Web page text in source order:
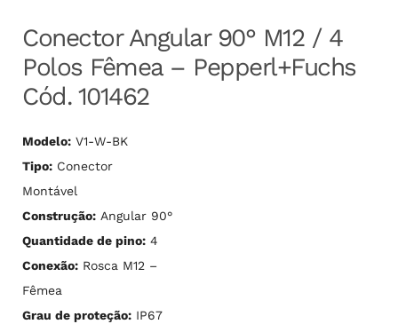
Conector Angular 90° M12 / 4
Polos Fêmea – Pepperl+Fuchs
Cód. 101462
Modelo: V1-W-BK
Tipo: Conector
Montável
Construção: Angular 90°
Quantidade de pino: 4
Conexão: Rosca M12 –
Fêmea
Grau de proteção: IP67